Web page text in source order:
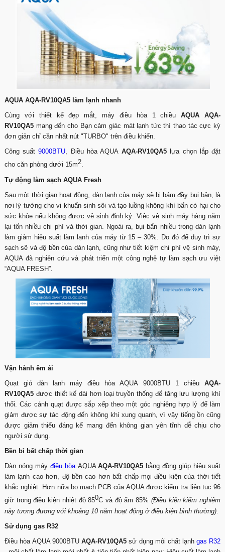
AQUA AQA-RV10QA5 làm lạnh nhanh
Cùng với thiết kế đẹp mắt, máy điều hòa 1 chiềuAQUA AQA-
RV10QA5 mang đến cho Bạn cảm giác mát lạnh tức thì thao tác cực kỳ
đơn giản chỉ cần nhất nút "TURBO" trên điều khiển.
Công suất9000BTU, Điều hòa AQUAAQA-RV10QA5 lựa chọn lắp đặt
cho căn phòng dưới 15m2.
Tự động làm sạch AQUA Fresh
Sau một thời gian hoạt động, dàn lạnh của máy sẽ bị bám đầy bụi bận, là
nơi lý tưởng cho vi khuẩn sinh sôi và tạo luồng không khí bẩn có hại cho
sức khỏe nếu không được vệ sinh định ký. Việc vệ sinh máy hàng năm
lại tốn nhiều chi phí và thời gian. Ngoài ra, bụi bẩn nhiều trong dàn lạnh
làm giảm hiệu suất làm lạnh của máy từ 15 – 30%. Do đó để duy trì sự
sạch sẽ và độ bền của dàn lạnh, cũng như tiết kiệm chi phí vệ sinh máy,
AQUA đã nghiên cứu và phát triển một công nghệ tự làm sạch ưu việt
“AQUA FRESH”.
Vận hành êm ái
Quạt gió dàn lạnh máy điều hòa AQUA 9000BTU 1 chiều AQA-
RV10QA5 được thiết kế dài hơn loại truyền thống để tăng lưu lượng khí
thổi. Các cánh quạt được sắp xếp theo một góc nghiêng hợp lý để làm
giảm được sự tác động đến không khí xung quanh, vì vậy tiếng ồn cũng
được giảm thiểu đáng kể mang đến không gian yên tĩnh dễ chịu cho
người sử dụng.
Bền bỉ bất chấp thời gian
Dàn nóng máy điều hòaAQUAAQA-RV10QA5 bằng đồng giúp hiệu suất
làm lạnh cao hơn, độ bền cao hơn bất chấp mọi điều kiện của thời tiết
khắc nghiệt. Hơn nữa bo mạch PCB của AQUA được kiểm tra liên tục 96
giờ trong điều kiện nhiệt độ 850C và độ ẩm 85% (Điều kiện kiểm nghiệm
này tương đương với khoảng 10 năm hoạt động ở điều kiện bình thường)
Sử dụng gas R32
Điều hòa AQUA 9000BTUAQA-RV10QA5 sử dụng môi chất lạnh gas R32